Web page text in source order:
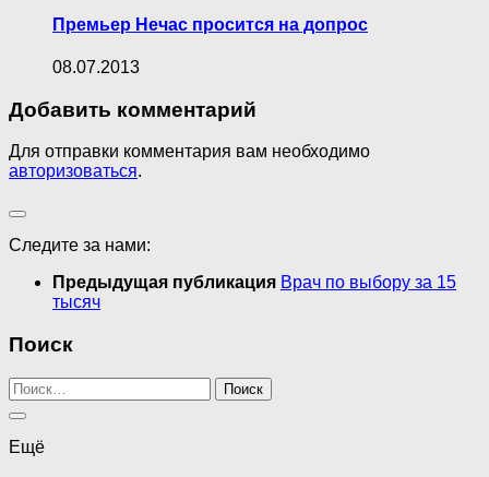
Премьер Нечас просится на допрос
08.07.2013
Добавить комментарий
Для отправки комментария вам необходимо
авторизоваться.
Следите за нами:
Предыдущая публикация Врач по выбору за 15
тысяч
Поиск
Найти:
Ещё